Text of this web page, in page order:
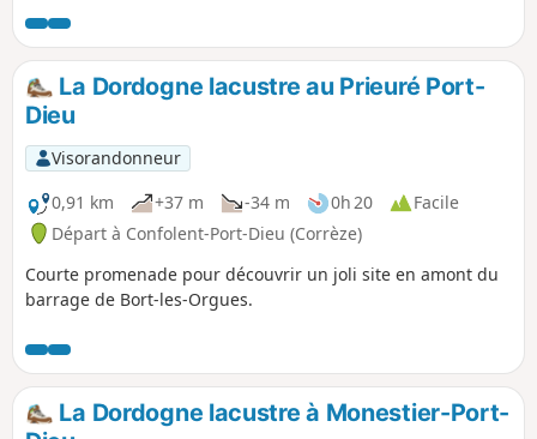
circuit très nature et paisible.
La Dordogne lacustre au Prieuré Port-
Dieu
Visorandonneur
0,91 km
+37 m -34 m 0h 20
Facile
Départ à Confolent-Port-Dieu (Corrèze)
Courte promenade pour découvrir un joli site en amont du
barrage de Bort-les-Orgues.
La Dordogne lacustre à Monestier-Port-